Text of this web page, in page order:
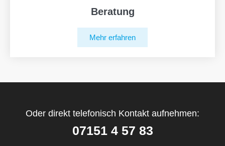
Beratung
Mehr erfahren
Oder direkt telefonisch Kontakt aufnehmen:
07151 4 57 83